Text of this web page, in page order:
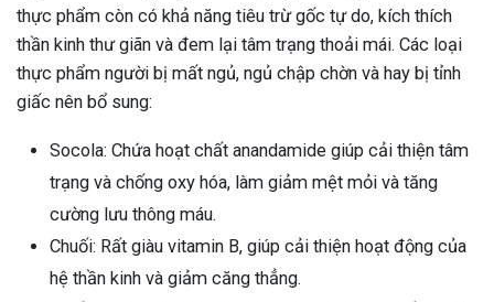
thực phẩm còn có khả năng tiêu trừ gốc tự do, kích thích
thần kinh thư giãn và đem lại tâm trạng thoải mái. Các loại
thực phẩm người bị mất ngủ, ngủ chập chờn và hay bị tỉnh
giấc nên bổ sung:
Socola: Chứa hoạt chất anandamide giúp cải thiện tâm
trạng và chống oxy hóa, làm giảm mệt mỏi và tăng
cường lưu thông máu.
Chuối: Rất giàu vitamin B, giúp cải thiện hoạt động của
hệ thần kinh và giảm căng thẳng.